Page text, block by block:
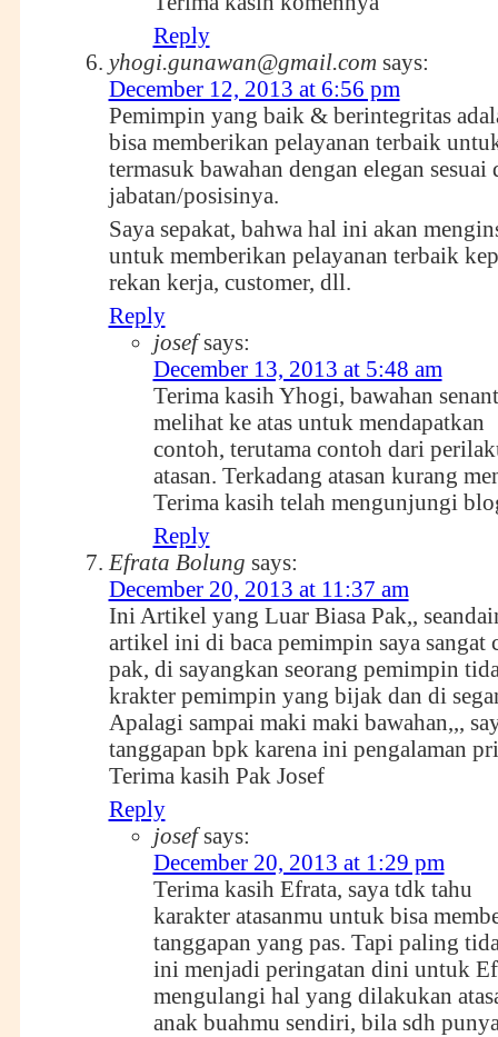
Reply
yhogi.gunawan@gmail.com says:
December 12, 2013 at 6:56 pm
Pemimpin yang baik & berintegritas
bisa memberikan pelayanan terbaik
termasuk bawahan dengan elegan sesuai
jabatan/posisinya.
Saya sepakat, bahwa hal ini akan
untuk memberikan pelayanan terbaik
rekan kerja, customer, dll.
Reply
josef says:
December 13, 2013 at 5:48 am
Terima kasih Yhogi, bawahan
melihat ke atas untuk mendapatkan
contoh, terutama contoh dari
atasan. Terkadang atasan kurang
Terima kasih telah mengunjungi
Reply
Efrata Bolung says:
December 20, 2013 at 11:37 am
Ini Artikel yang Luar Biasa Pak,,
artikel ini di baca pemimpin saya sangat
pak, di sayangkan seorang pemimpin
krakter pemimpin yang bijak dan di
Apalagi sampai maki maki bawahan,,,
tanggapan bpk karena ini pengalaman
Terima kasih Pak Josef
Reply
josef says:
December 20, 2013 at 1:29 pm
Terima kasih Efrata, saya tdk tahu
karakter atasanmu untuk bisa
tanggapan yang pas. Tapi paling
ini menjadi peringatan dini untuk
mengulangi hal yang dilakukan
anak buahmu sendiri, bila sdh